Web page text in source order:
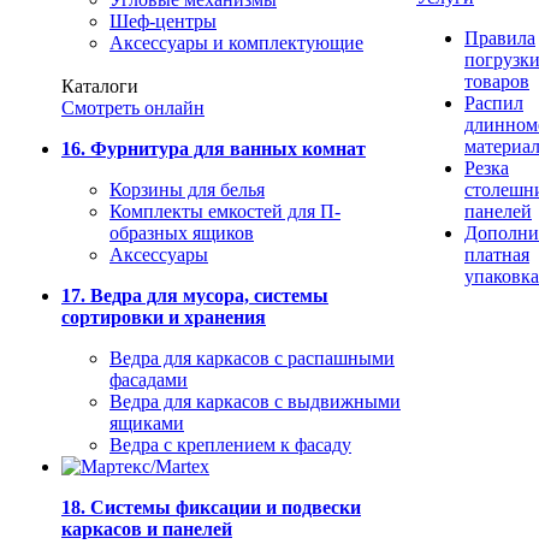
Шеф-центры
Аксессуары и комплектующие
Каталоги
Смотреть онлайн
16. Фурнитура для ванных комнат
Корзины для белья
Комплекты емкостей для П-
образных ящиков
Аксессуары
17. Ведра для мусора, системы
сортировки и хранения
Ведра для каркасов с распашными
фасадами
Ведра для каркасов с выдвижными
ящиками
Ведра с креплением к фасаду
18. Системы фиксации и подвески
каркасов и панелей
Правила
погрузки
товаров
Распил
Резка
панелей
платная
упаковка